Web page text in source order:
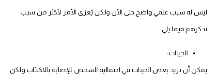
ليس له سبب علمي واضح حتى الآن ولكن يُعزى الأمر لأكثر من سبب
نذكرهم فيما يلي:
الجينات:
يمكن أن تزيد بعض الجينات في احتمالية الشخص للإصابة بالاكتئاب ولكن